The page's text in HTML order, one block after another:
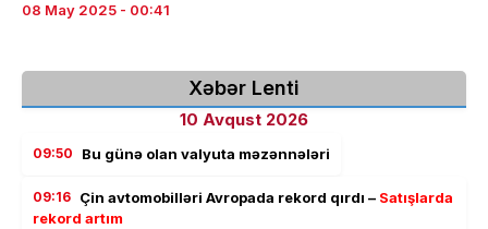
08 May 2025 - 00:41
Xəbər Lenti
10 Avqust 2026
09:50 Bu günə olan valyuta məzənnələri
09:16 Çin avtomobilləri Avropada rekord qırdı – Satışlarda
rekord artım